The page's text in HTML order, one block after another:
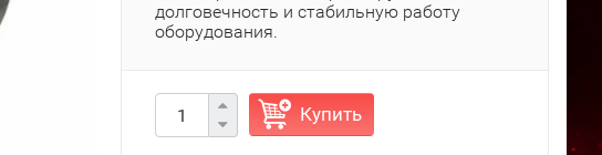
долговечность и стабильную работу
оборудования.
Купить